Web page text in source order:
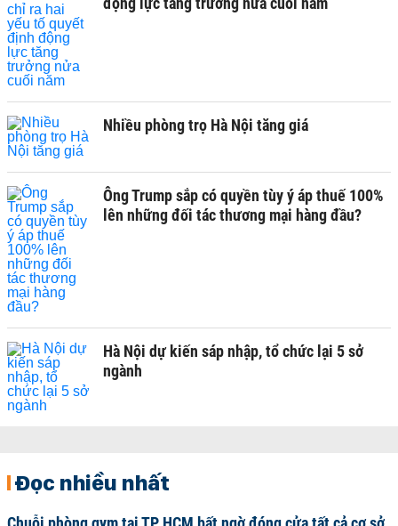
Nhiều phòng trọ Hà Nội tăng giá
Ông Trump sắp có quyền tùy ý áp thuế 100%
lên những đối tác thương mại hàng đầu?
Hà Nội dự kiến sáp nhập, tổ chức lại 5 sở
ngành
Đọc nhiều nhất